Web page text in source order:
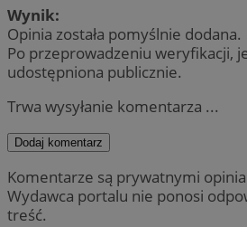
Wynik:
Opinia została pomyślnie dodana.
Po przeprowadzeniu weryfikacji,
udostępniona publicznie.
Trwa wysyłanie komentarza ...
Dodaj komentarz
Komentarze są prywatnymi
Wydawca portalu nie ponosi
treść.